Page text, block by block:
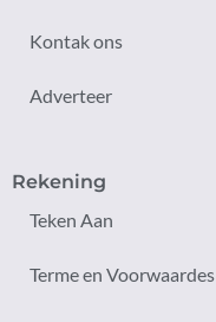
Kontak ons
Adverteer
Rekening
Teken Aan
Terme en Voorwaardes